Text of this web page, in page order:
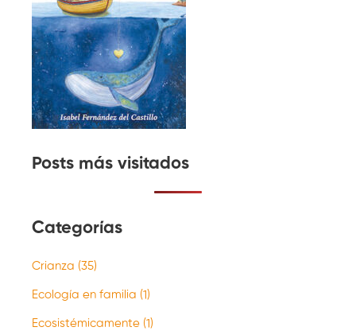
Posts más visitados
Categorías
Crianza (35)
Ecología en familia (1)
Ecosistémicamente (1)